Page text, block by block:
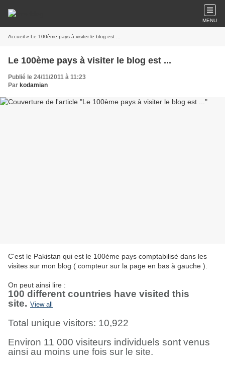
MENU
Accueil » Le 100ème pays à visiter le blog est ...
Le 100ème pays à visiter le blog est ...
Publié le 24/11/2011 à 11:23
Par kodamian
C'est le Pakistan qui est le 100ème pays comptabilisé dans les
visites sur mon blog ( compteur sur la page en bas à gauche ).
On peut ainsi lire :
100 different countries have visited this
site. View all
Total unique visitors: 10,922
Environ 11 000 visiteurs individuels sont venus
ainsi au moins une fois sur le site.